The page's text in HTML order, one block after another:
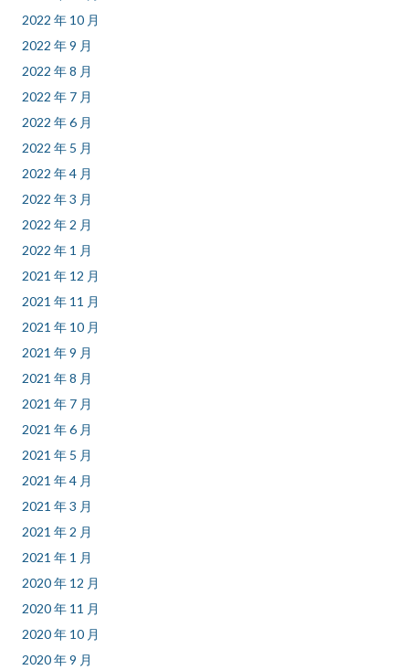
2022 年 10 月
2022 年 9 月
2022 年 8 月
2022 年 7 月
2022 年 6 月
2022 年 5 月
2022 年 4 月
2022 年 3 月
2022 年 2 月
2022 年 1 月
2021 年 12 月
2021 年 11 月
2021 年 10 月
2021 年 9 月
2021 年 8 月
2021 年 7 月
2021 年 6 月
2021 年 5 月
2021 年 4 月
2021 年 3 月
2021 年 2 月
2021 年 1 月
2020 年 12 月
2020 年 11 月
2020 年 10 月
2020 年 9 月